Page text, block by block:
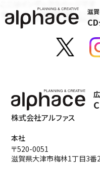
滋
ちびくろ保育園 公
株式会社アルファス
本社
〒520-0051
滋賀県大津市梅林1丁目3番